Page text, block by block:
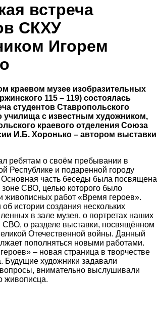
встреча
СКХУ
Игорем
краевом музее изобразительных
115 – 119) состоялась
студентов Ставропольского
училища с известным художником,
краевого отделения Союза
И.Б. Хоронько – автором выставки
ребятам о своём пребывании в
Республике и подаренной городу
Основная часть беседы была посвящена
СВО, целью которого было
живописных работ «Время героев».
истории создания нескольких
в зале музея, о портретах наших
СВО, о разделе выставки, посвящённом
Отечественной войны. Данный
пополняться новыми работами.
– новая страница в творчестве
Будущие художники задавали
внимательно выслушивали
живописца.